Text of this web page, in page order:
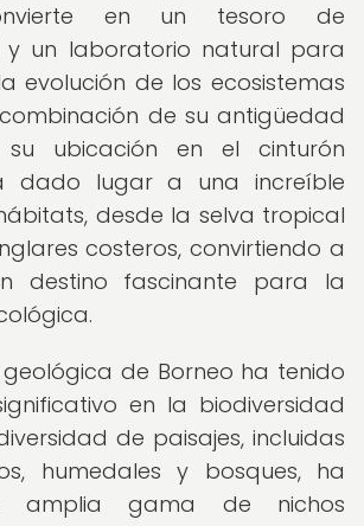
en un tesoro de
y un laboratorio natural para
evolución de los ecosistemas
de su antigüedad
ubicación en el cinturón
dado lugar a una increíble
desde la selva tropical
costeros, convirtiendo a
destino fascinante para la
de Borneo ha tenido
en la biodiversidad
de paisajes, incluidas
humedales y bosques, ha
amplia gama de nichos